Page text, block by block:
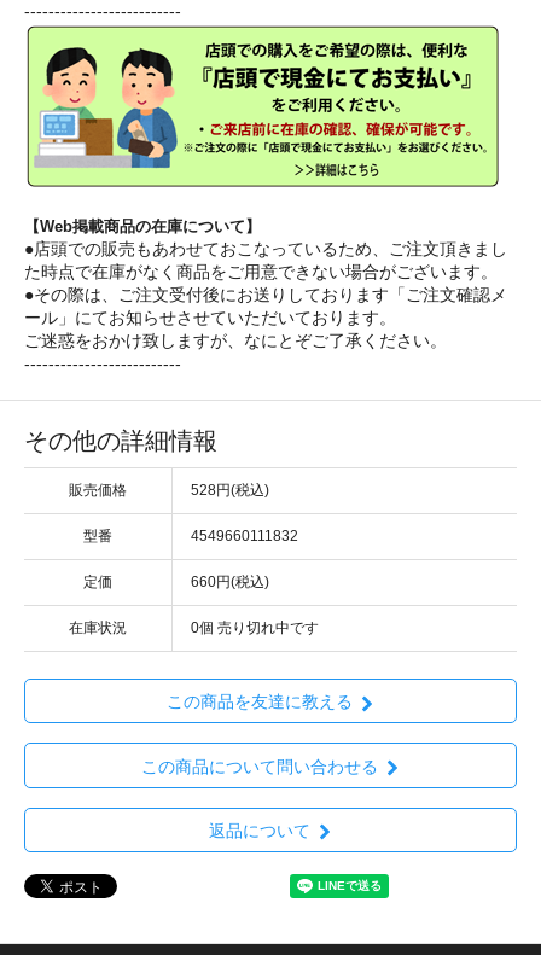
--------------------------
【Web掲載商品の在庫について】
●店頭での販売もあわせておこなっているため、ご注文頂きまし
た時点で在庫がなく商品をご用意できない場合がございます。
●その際は、ご注文受付後にお送りしております「ご注文確認メ
ール」にてお知らせさせていただいております。
ご迷惑をおかけ致しますが、なにとぞご了承ください。
--------------------------
その他の詳細情報
販売価格 528円(税込)
型番 4549660111832
定価 660円(税込)
在庫状況 0個 売り切れ中です
この商品を友達に教える
この商品について問い合わせる
返品について